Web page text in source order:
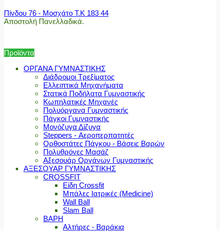
Πίνδου 76 - Μοσχάτο Τ.Κ 183 44
Αποστολή Πανελλαδικά.
Προϊόντα
ΟΡΓΑΝΑ ΓΥΜΝΑΣΤΙΚΗΣ
Διάδρομοι Τρεξίματος
Ελλειπτικά Μηχανήματα
Στατικά Ποδήλατα Γυμναστικής
Κωπηλατικές Μηχανές
Πολυόργανα Γυμναστικής
Πάγκοι Γυμναστικής
Μονόζυγα Δίζυγα
Steppers - Αεροπερπατητές
Ορθοστάτες Πάγκου - Βάσεις Βαρών
Πολυθρόνες Μασάζ
Αξεσουάρ Οργάνων Γυμναστικής
ΑΞΕΣΟΥΑΡ ΓΥΜΝΑΣΤΙΚΗΣ
CROSSFIT
Είδη Crossfit
Μπάλες Ιατρικές (Medicine)
Wall Ball
Slam Ball
ΒΑΡΗ
Αλτήρες - Βαράκια